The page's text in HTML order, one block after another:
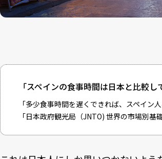
「スペインの食事時間は日本と比較
「多少食事時間を遅くできれば、スペイン
「日本政府観光局（JNTO) 世界の市場別基